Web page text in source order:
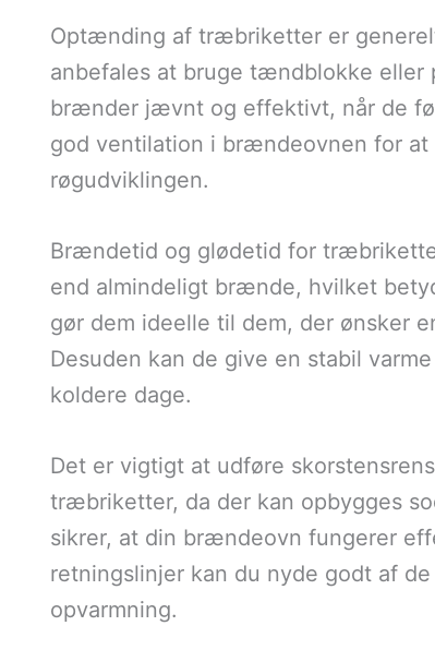
Optænding af træbriketter er
anbefales at bruge tændblokke
brænder jævnt og effektivt, når de
god ventilation i brændeovnen for
røgudviklingen.
Brændetid og glødetid for
end almindeligt brænde, hvilket
gør dem ideelle til dem, der ønsker
Desuden kan de give en stabil
koldere dage.
Det er vigtigt at udføre
træbriketter, da der kan opbygges
sikrer, at din brændeovn fungerer
retningslinjer kan du nyde godt af
opvarmning.